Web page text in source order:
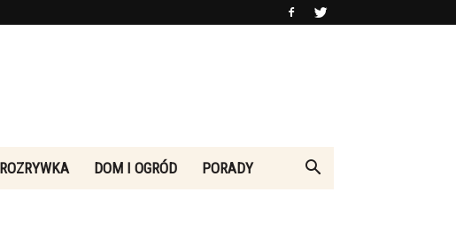
ROZRYWKA DOM I OGRÓD PORADY